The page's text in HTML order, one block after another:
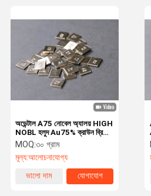
পণ্য
মান নিয়ন্ত্রণ যোগাযোগ করুন
অডেন্টাল A75 নোবেল অ্যালয় HIGH
NOBL হলুদ Au75% ক্রাউন ব্রিজ
পুনরুদ্ধারের জন্য
MOQ:৩০ গ্রাম
মূল্য:আলোচনাযোগ্য
ভালো দাম
যোগাযোগ